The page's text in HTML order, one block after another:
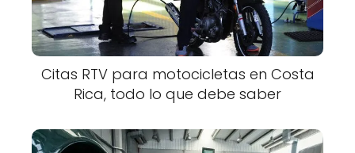
Citas RTV para motocicletas en Costa
Rica, todo lo que debe saber